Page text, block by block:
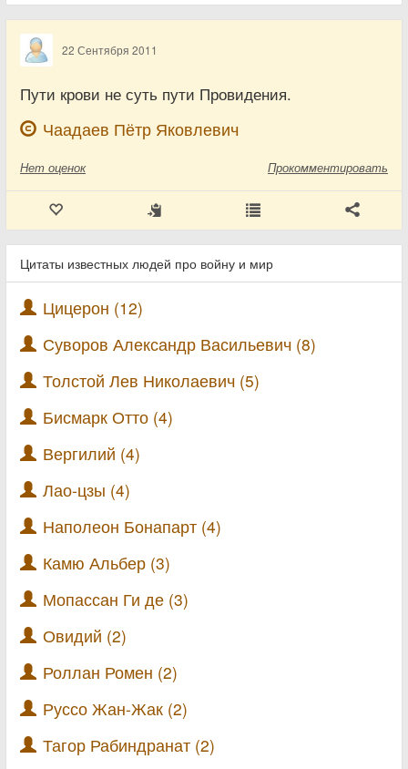
22 Сентября 2011
Пути крови не суть пути Провидения.
Чаадаев Пётр Яковлевич
Нет оценок Прокомментировать
Цитаты известных людей про войну и мир
Цицерон (12)
Суворов Александр Васильевич (8)
Толстой Лев Николаевич (5)
Бисмарк Отто (4)
Вергилий (4)
Лао-цзы (4)
Наполеон Бонапарт (4)
Камю Альбер (3)
Мопассан Ги де (3)
Овидий (2)
Роллан Ромен (2)
Руссо Жан-Жак (2)
Тагор Рабиндранат (2)